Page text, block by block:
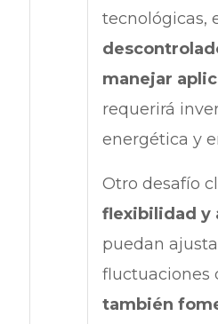
tecnológicas,
manejar
requerirá
energética y
Otro desafío
flexibilidad y
puedan
fluctuaciones
también